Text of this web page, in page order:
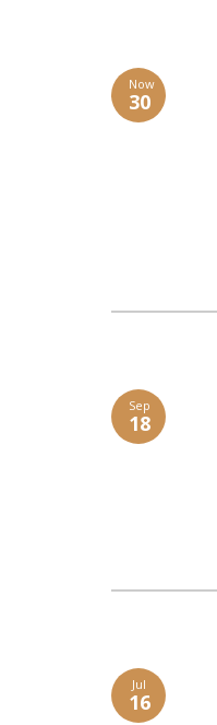
Now
30
Sep
18
Jul
16